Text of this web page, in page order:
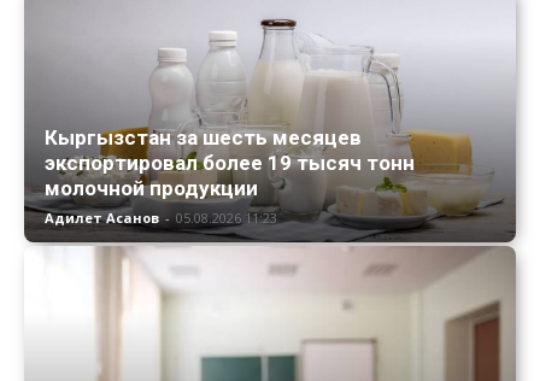
Кыргызстан за шесть месяцев
экспортировал более 19 тысяч тонн
молочной продукции
Адилет Асанов - 05.08.2026 11:23